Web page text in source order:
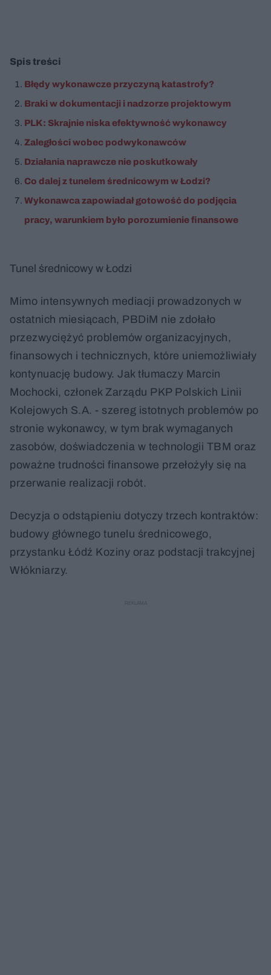
Spis treści
Błędy wykonawcze przyczyną katastrofy?
Braki w dokumentacji i nadzorze projektowym
PLK: Skrajnie niska efektywność wykonawcy
Zaległości wobec podwykonawców
Działania naprawcze nie poskutkowały
Co dalej z tunelem średnicowym w Łodzi?
Wykonawca zapowiadał gotowość do podjęcia
pracy, warunkiem było porozumienie finansowe
Tunel średnicowy w Łodzi
Mimo intensywnych mediacji prowadzonych w
ostatnich miesiącach, PBDiM nie zdołało
przezwyciężyć problemów organizacyjnych,
finansowych i technicznych, które uniemożliwiały
kontynuację budowy. Jak tłumaczy Marcin
Mochocki, członek Zarządu PKP Polskich Linii
Kolejowych S.A. - szereg istotnych problemów po
stronie wykonawcy, w tym brak wymaganych
zasobów, doświadczenia w technologii TBM oraz
poważne trudności finansowe przełożyły się na
przerwanie realizacji robót.
Decyzja o odstąpieniu dotyczy trzech kontraktów:
budowy głównego tunelu średnicowego,
przystanku Łódź Koziny oraz podstacji trakcyjnej
Włókniarzy.